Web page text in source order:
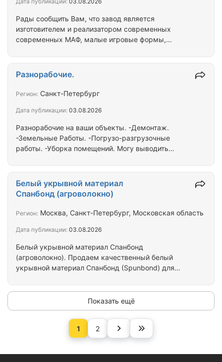
Рады сообщить Вам, что завод является
изготовителем и реализатором современных
современных МАФ, малые игровые формы,
на пружине, балансиры, качели, турники и
элементы для лазания, игровые комплексы,
спортивные, скамейки, урны. Игровые комплексы
устанавливать на любой поверхности: как в
дачных участках. Вся продукция…
Разнорабочие на ваши объекты. -Демонтаж.
-Земельные Работы. -Погрузо-разгрузочные
работы. -Уборка помещений. Могу выводить
способные, без короны на голове и перегара.
Информацию воспринимают с первого раза.
Разнорабочие.
Регион: Санкт-Петербург
Дата публикации: 03.08.2026
Белый укрывной материал Спанбонд
(агроволокно). Продаем качественный белый
укрывной материал Спанбонд (Spunbond) для
несколько размеров и плотностей. Возможна
отгрузка от 5 рулонов. Укрывной материал белый
cпанбонд 50гр/м2 (3,2*150м) 480м2 Укрывной
материал белый cпанбонд 60гр/м2 (1,6*150м)
240м2 Укрывной материал белый cпанбонд 60гр/
Белый укрывной материал
Спанбонд (агроволокно)
Регион: Москва, Санкт-Петербург, Московская область
Дата публикации: 03.08.2026
Показать ещё
1 2